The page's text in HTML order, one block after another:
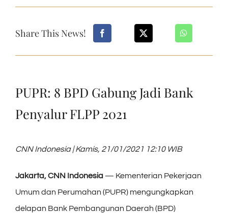
Share This News!
PUPR: 8 BPD Gabung Jadi Bank
Penyalur FLPP 2021
CNN Indonesia | Kamis, 21/01/2021 12:10 WIB
Jakarta, CNN Indonesia— Kementerian Pekerjaan
Umum dan Perumahan (PUPR) mengungkapkan
delapan Bank Pembangunan Daerah (BPD)